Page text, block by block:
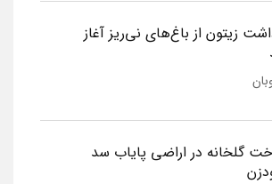
زیتون از باغ‌های نی‌ریز آغاز
گلخانه در اراضی پایاب سد